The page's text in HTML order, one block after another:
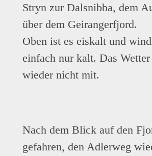
Stryn zur Dalsnibba, dem
über dem Geirangerfjord.
Oben ist es eiskalt und
einfach nur kalt. Das
wieder nicht mit.
Nach dem Blick auf den
gefahren, den Adlerweg